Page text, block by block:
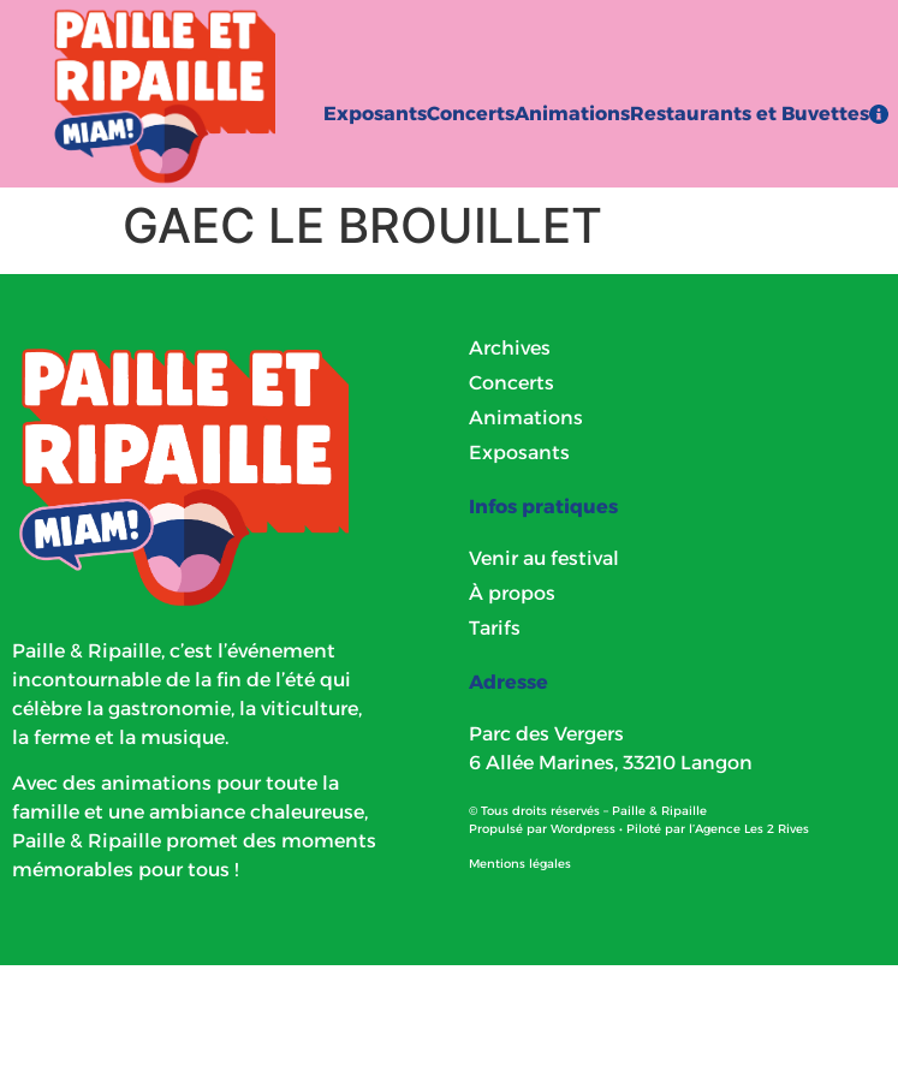
ExposantsConcertsAnimationsRestaurants et Buvettes
GAEC LE BROUILLET
Paille & Ripaille, c’est l’événement
incontournable de la fin de l’été qui
célèbre la gastronomie, la viticulture,
la ferme et la musique.
Avec des animations pour toute la
famille et une ambiance chaleureuse,
Paille & Ripaille promet des moments
mémorables pour tous !
Archives
Concerts
Animations
Exposants
Infos pratiques
Venir au festival
À propos
Tarifs
Adresse
Parc des Vergers
6 Allée Marines, 33210 Langon
© Tous droits réservés – Paille & Ripaille
Propulsé par Wordpress• Piloté par l’Agence Les 2 Rives
Mentions légales